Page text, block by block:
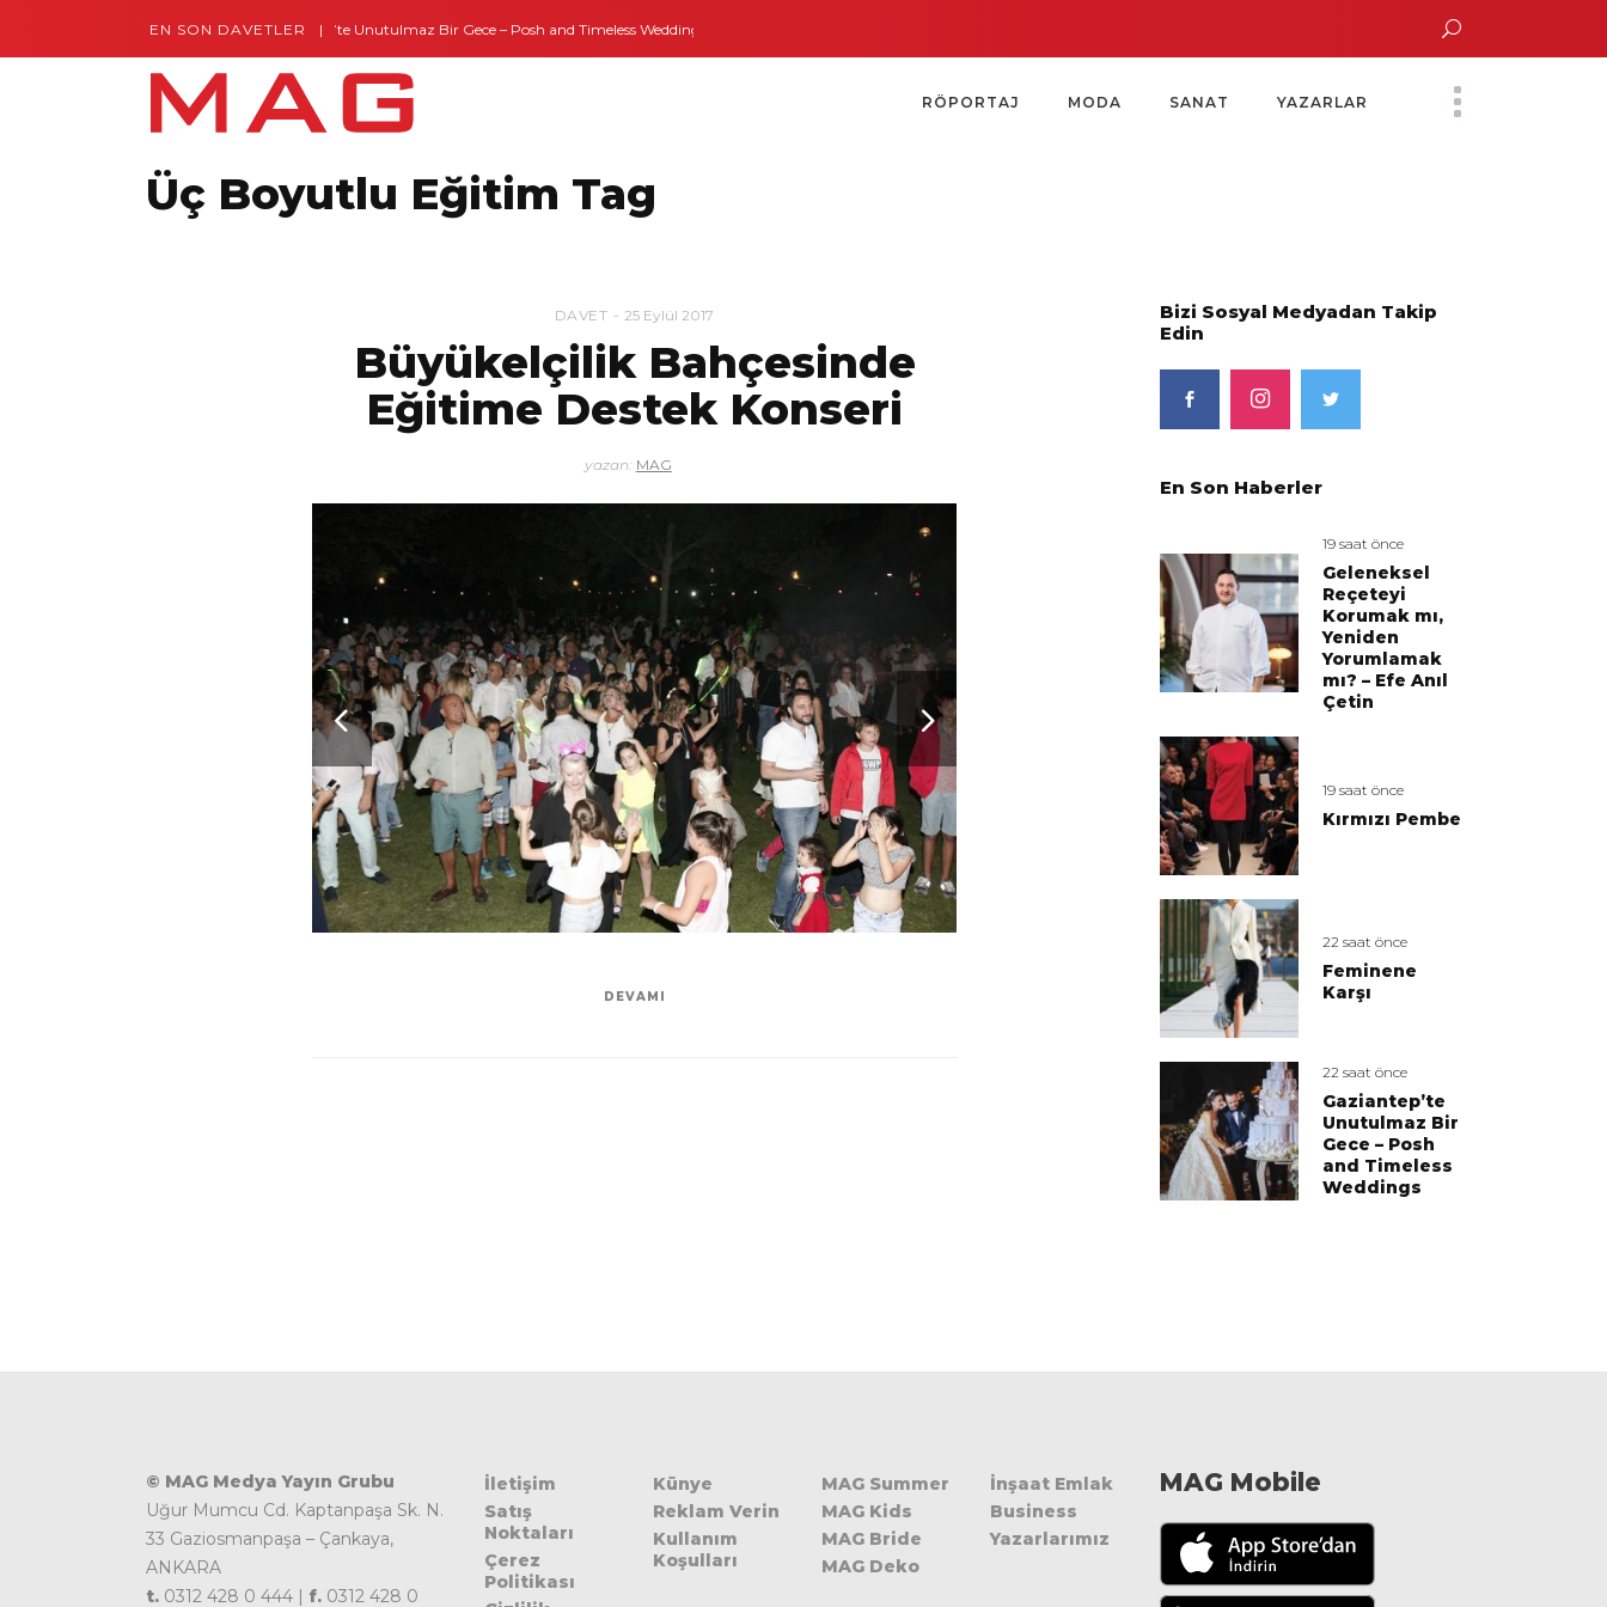
EN SON DAVETLERGaziantep’te Unutulmaz Bir Gece – Posh and Timeless Weddings Yoko Ono Sergisi Özel Bir Davetle Açıldı
RÖPORTAJ MODA SANAT YAZARLAR
Üç Boyutlu Eğitim Tag
DAVET 25 Eylül 2017
Büyükelçilik Bahçesinde
Eğitime Destek Konseri
yazan: MAG
DEVAMI
Bizi Sosyal Medyadan Takip
Edin
En Son Haberler
19 saat önce
Geleneksel
Reçeteyi
Korumak mı,
Yeniden
Yorumlamak
mı? – Efe Anıl
Çetin
19 saat önce
Kırmızı Pembe
22 saat önce
Feminene
Karşı
22 saat önce
Gaziantep’te
Unutulmaz Bir
Gece – Posh
and Timeless
Weddings
© MAG Medya Yayın Grubu
Uğur Mumcu Cd. Kaptanpaşa Sk. N.
33 Gaziosmanpaşa – Çankaya,
ANKARA
t. 0312 428 0 444 | f. 0312 428 0
İletişim
Satış
Noktaları
Çerez
Politikası
Künye
Reklam Verin
Kullanım
Koşulları
MAG Summer
MAG Kids
MAG Bride
MAG Deko
İnşaat Emlak
Business
Yazarlarımız
MAG Mobile